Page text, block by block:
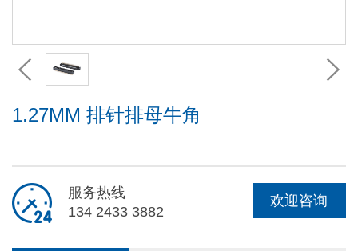
1.27MM 排针排母牛角
欢迎咨询
服务热线
134 2433 3882